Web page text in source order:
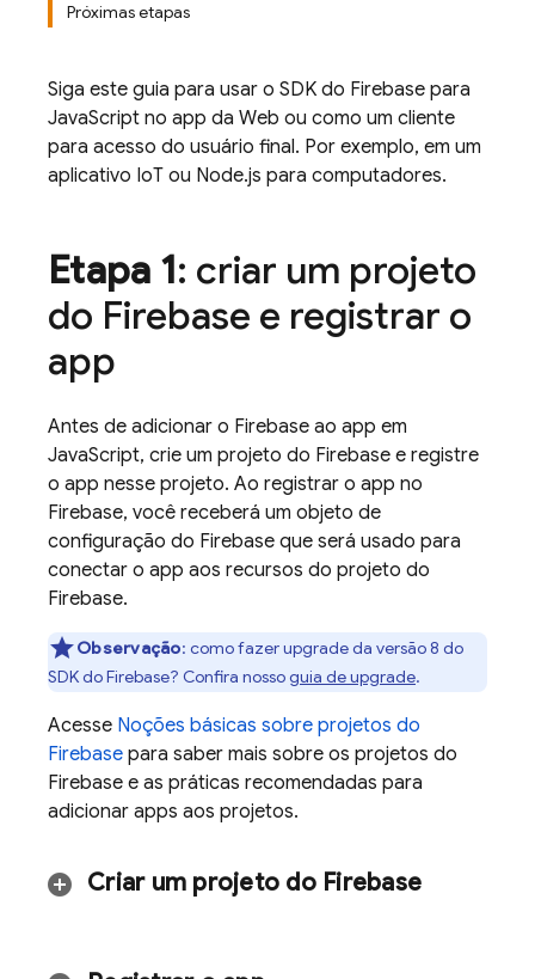
Próximas etapas
Siga este guia para usar o SDK do Firebase para
JavaScript no app da Web ou como um cliente
para acesso do usuário final. Por exemplo, em um
aplicativo IoT ou Node.js para computadores.
Etapa 1: criar um projeto
do Firebase e registrar o
app
Antes de adicionar o Firebase ao app em
JavaScript, crie um projeto do Firebase e registre
o app nesse projeto. Ao registrar o app no
Firebase, você receberá um objeto de
configuração do Firebase que será usado para
conectar o app aos recursos do projeto do
Firebase.
Observação: como fazer upgrade da versão 8 do
SDK do Firebase? Confira nossoguia de upgrade.
Acesse Noções básicas sobre projetos do
Firebase para saber mais sobre os projetos do
Firebase e as práticas recomendadas para
adicionar apps aos projetos.
Criar um projeto do Firebase